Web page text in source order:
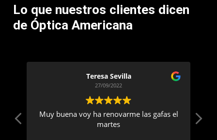
Lo que nuestros clientes dicen
de Óptica Americana
Teresa Sevilla
27/09/2022
Muy buena voy ha renovarme las gafas el
martes